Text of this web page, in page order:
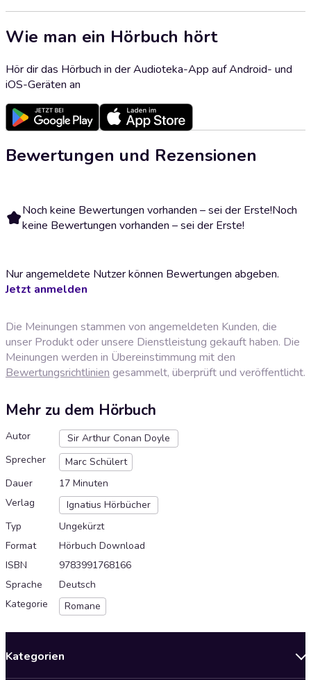
Wie man ein Hörbuch hört
Hör dir das Hörbuch in der Audioteka-App auf Android- und
iOS-Geräten an
Bewertungen und Rezensionen
Noch keine Bewertungen vorhanden – sei der Erste!Noch
keine Bewertungen vorhanden – sei der Erste!
Nur angemeldete Nutzer können Bewertungen abgeben.
Jetzt anmelden
Die Meinungen stammen von angemeldeten Kunden, die
unser Produkt oder unsere Dienstleistung gekauft haben. Die
Meinungen werden in Übereinstimmung mit den
Bewertungsrichtlinien gesammelt, überprüft und veröffentlicht.
Mehr zu dem Hörbuch
Autor
Sir Arthur Conan Doyle
Sprecher
Marc Schülert
Dauer
17 Minuten
Verlag
Ignatius Hörbücher
Typ
Ungekürzt
Format
Hörbuch Download
ISBN
9783991768166
Sprache
Deutsch
Kategorie
Romane
Kategorien